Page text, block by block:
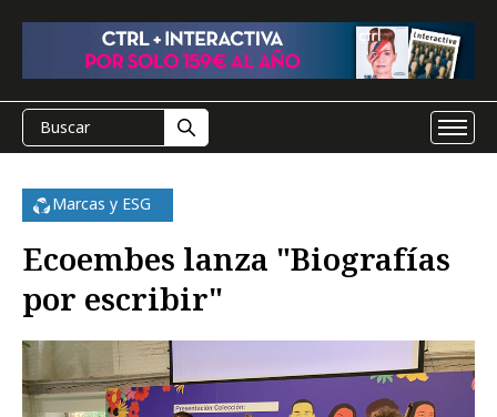
Marcas y ESG
Ecoembes lanza "Biografías
por escribir"